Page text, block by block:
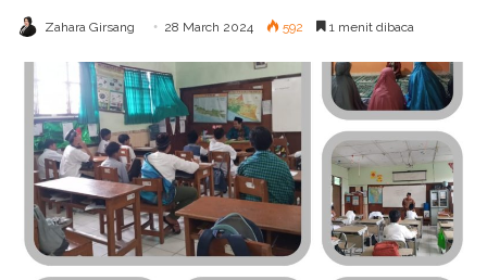
Zahara Girsang 28 March 2024 592 1 menit dibaca